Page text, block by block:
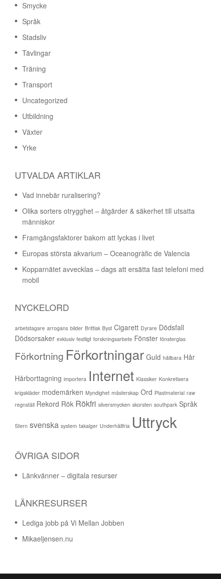
Smycke
Språk
Stadsliv
Tävlingar
Träning
Transport
Uncategorized
Utbildning
Växter
Yrke
UTVALDA ARTIKLAR
Vad innebär ruralisering?
Olika sorters otrygghet – åtgärder & säkerhet till utsatta
människor
Framgångsfaktorer bakom att lyckas i livet
Europas största akvarium – Oceanogràfic de Valencia
Kopparnätet avvecklas – dags att ersätta fast telefoni med
mobil
NYCKELORD
arbetstagare arrogans bilder Brittisk Byst Cigarett Dyrare Dödsfall
Dödsorsaker exklusiv festligt forskningsarbete Fönster fönsterglas
Förkortning Förkortningar Guld hållbara Hår
Hårborttagning importera Internet Klassiker Konkretisera
krigskläder modemärken Myndighet mästerskap Ord Plastmaterial raw
regnställ Rekord Rök Rökfri silversmycken skorsten southpark Språk
Stern svenska system takalger Underhållfria Uttryck
ÖVRIGA SIDOR
Länkvänner – digitala resurser
LÄNKRESURSER
Lediga jobb på Vi Mellan Jobben
Mikaeljensen.nu